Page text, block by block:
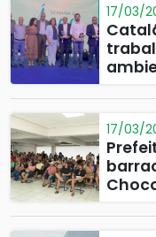
17/03/
17/03/